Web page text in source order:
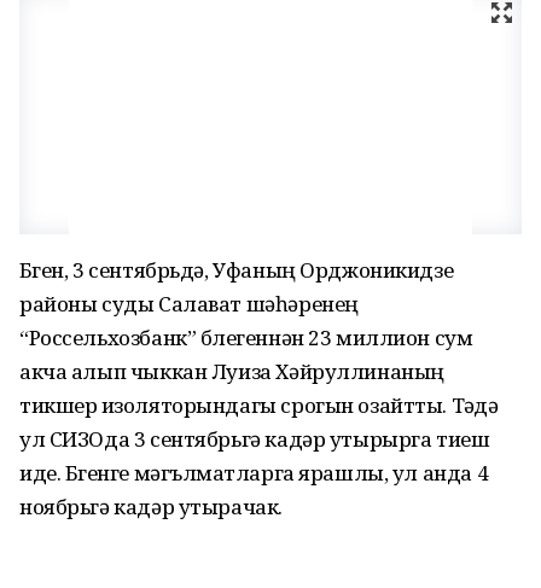
Бүген, 3 сентябрьдә, Уфаның Орджоникидзе
районы суды Салават шәһәренең
“Россельхозбанк” бүлегеннән 23 миллион сум
акча алып чыккан Луиза Хәйруллинаның
тикшерү изоляторындагы срогын озайтты. Тәүдә
ул СИЗОда 3 сентябрьгә кадәр утырырга тиеш
иде. Бүгенге мәгълүматларга ярашлы, ул анда 4
ноябрьгә кадәр утырачак.